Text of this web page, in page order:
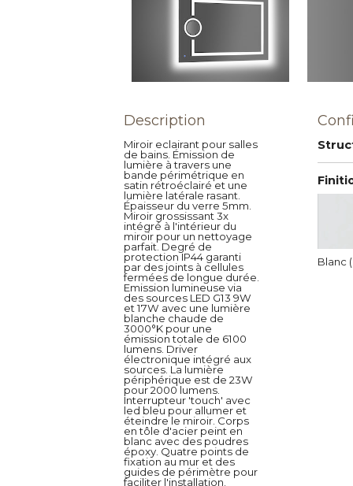
Description
Miroir eclairant pour salles
de bains. Émission de
lumière à travers une
bande périmétrique en
satin rétroéclairé et une
lumière latérale rasant.
Épaisseur du verre 5mm.
Miroir grossissant 3x
intégré à l'intérieur du
miroir pour un nettoyage
parfait. Degré de
protection IP44 garanti
par des joints à cellules
fermées de longue durée.
Emission lumineuse via
des sources LED G13 9W
et 17W avec une lumière
blanche chaude de
3000°K pour une
émission totale de 6100
lumens. Driver
électronique intégré aux
sources. La lumière
périphérique est de 23W
pour 2000 lumens.
Interrupteur 'touch' avec
led bleu pour allumer et
éteindre le miroir. Corps
en tôle d'acier peint en
blanc avec des poudres
époxy. Quatre points de
fixation au mur et des
guides de périmètre pour
faciliter l'installation.
Blanc